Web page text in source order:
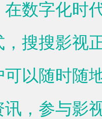
数字化时
搜搜影视
以随时随
，参与影